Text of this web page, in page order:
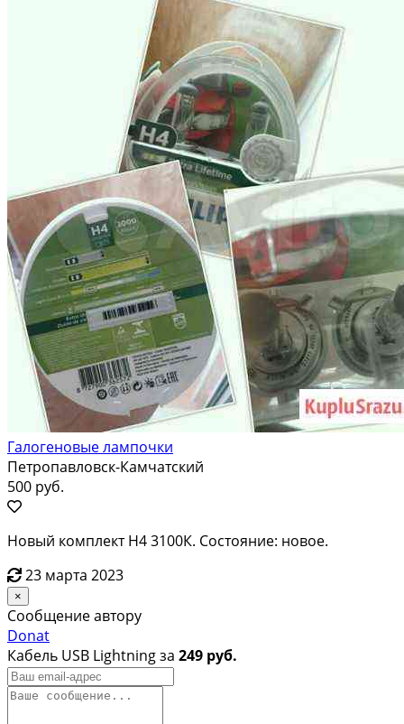
Галогеновые лампочки
Петропавловск-Камчатский
500 руб.
Новый комплект Н4 3100К. Состояние: новое.
23 марта 2023
×
Сообщение автору
Donat
Кабель USB Lightning за 249 руб.